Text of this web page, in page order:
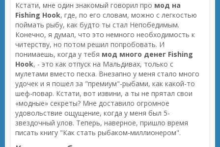
Кстати, мне один знакомый говорил про мод на
Fishing Hook, где, по его словам, можно с легкостью
поймать рыбу, как будто ты стал Непобедимым.
Конечно, я думал, что это немного необходимость к
читерству, но потом решил попробовать. И
понимаешь, когда у тебя мод много денег Fishing
Hook, - это как отпуск на Мальдивах, только с
мулетами вместо песка. Внезапно у меня стало много
удочек и я пошел за "премиум"-рыбами, как какой-то
шеф-повар. Кстати, вот извини, а ты не прятал свои
«модные» секреты? Мне доставило огромное
удовольствие ощущение, когда у меня был 5-
звездочный улов. Теперь, наверное, пришло время
писать книгу "Как стать рыбаком-миллионером".